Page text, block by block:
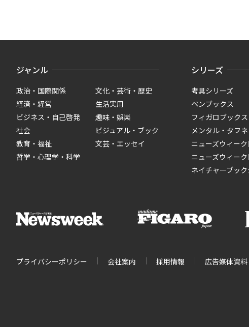
ジャンル
政治・国際関係
経済・経営
ビジネス・自己啓発
社会
教育・福祉
哲学・心理学・科学
文化・芸術・歴史
生活実用
趣味・娯楽
ビジュアル・ブック
文芸・エッセイ
シリーズ
考具シリーズ
ペンブックス
フィガロブックス
メンタル・タフ
ニューズウィー
ニューズウィー
ネイチャーブッ
プライバシーポリシー 会社案内 採用情報 広告媒体資料